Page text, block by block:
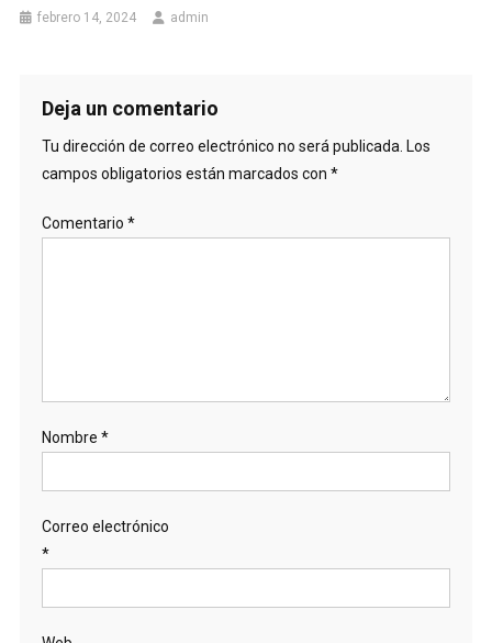
febrero 14, 2024 admin
Deja un comentario
Tu dirección de correo electrónico no será publicada. Los
campos obligatorios están marcados con *
Comentario *
Nombre *
Correo electrónico
*